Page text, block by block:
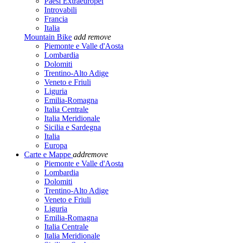
Introvabili
Francia
Italia
Mountain Bike add remove
Piemonte e Valle d'Aosta
Lombardia
Dolomiti
Trentino-Alto Adige
Veneto e Friuli
Liguria
Emilia-Romagna
Italia Centrale
Italia Meridionale
Sicilia e Sardegna
Italia
Europa
Carte e Mappe addremove
Piemonte e Valle d'Aosta
Lombardia
Dolomiti
Trentino-Alto Adige
Veneto e Friuli
Liguria
Emilia-Romagna
Italia Centrale
Italia Meridionale